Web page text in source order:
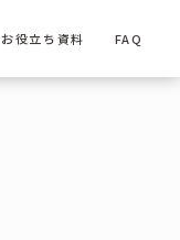
お役立ち資料 FAQ